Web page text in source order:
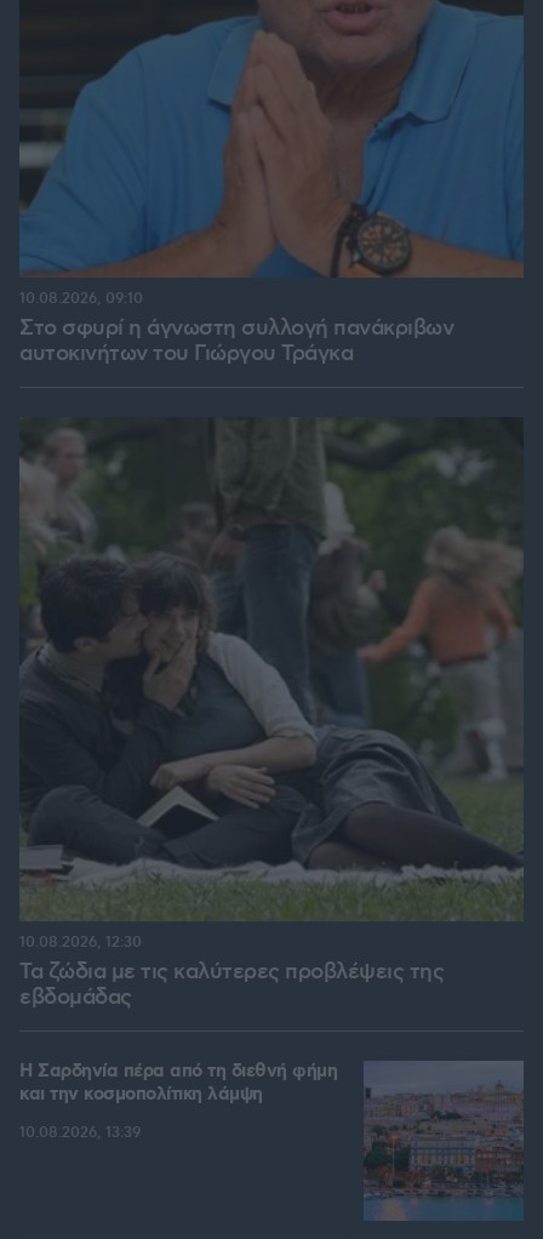
Στο σφυρί η άγνωστη συλλογή πανάκριβων
αυτοκινήτων του Γιώργου Τράγκα
10.08.2026, 09:10
Τα ζώδια με τις καλύτερες προβλέψεις της
εβδομάδας
10.08.2026, 12:30
Η Σαρδηνία πέρα από τη διεθνή φήμη
και την κοσμοπολίτικη λάμψη
10.08.2026, 13:39